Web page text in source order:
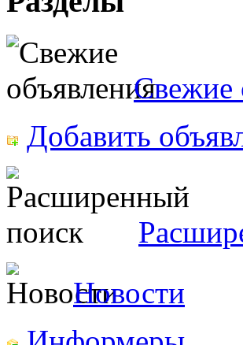
Свежие
Добавить
Новости